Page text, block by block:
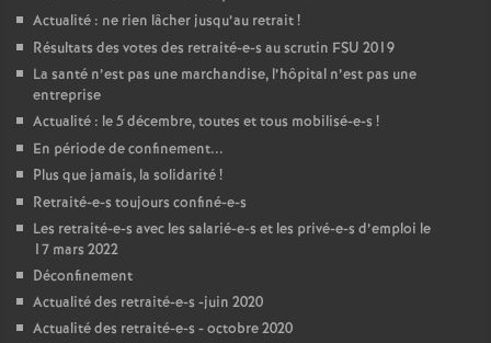
Actualité : ne rien lâcher jusqu’au retrait!
Résultats des votes des retraité-e-s au scrutin FSU 2019
La santé n’est pas une marchandise, l’hôpital n’est pas une
entreprise
Actualité : le 5 décembre, toutes et tous mobilisé-e-s !
En période de confinement...
Plus que jamais, la solidarité!
Retraité-e-s toujours confiné-e-s
Les retraité-e-s avec les salarié-e-s et les privé-e-s d’emploi le
17 mars 2022
Déconfinement
Actualité des retraité-e-s -juin 2020
Actualité des retraité-e-s - octobre 2020